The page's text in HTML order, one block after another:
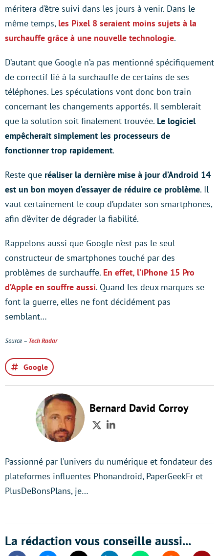
méritera d’être suivi dans les jours à venir. Dans le
même temps, les Pixel 8 seraient moins sujets à la
surchauffe grâce à une nouvelle technologie.
D’autant que Google n’a pas mentionné spécifiquement
de correctif lié à la surchauffe de certains de ses
téléphones. Les spéculations vont donc bon train
concernant les changements apportés. Il semblerait
que la solution soit finalement trouvée. Le logiciel
empêcherait simplement les processeurs de
fonctionner trop rapidement.
Reste que réaliser la dernière mise à jour d’Android 14
est un bon moyen d’essayer de réduire ce problème. Il
vaut certainement le coup d’updater son smartphones,
afin d’éviter de dégrader la fiabilité.
Rappelons aussi que Google n’est pas le seul
constructeur de smartphones touché par des
problèmes de surchauffe. En effet, l’iPhone 15 Pro
d’Apple en souffre aussi. Quand les deux marques se
font la guerre, elles ne font décidément pas
semblant…
Source – Tech Radar
Google
Bernard David Corroy
TwitterLinkedIn
Passionné par l'univers du numérique et fondateur des
plateformes influentes Phonandroid, PaperGeekFr et
PlusDeBonsPlans, je…
La rédaction vous conseille aussi...